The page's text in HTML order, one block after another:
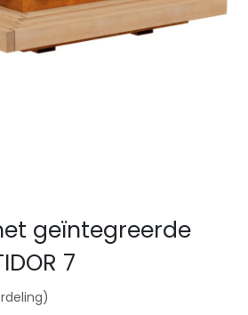
geïntegreerde
7